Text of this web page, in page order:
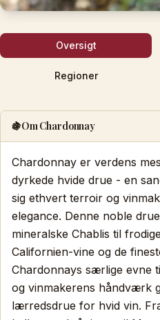
Oversigt
Regioner
🍇Om Chardonnay
Chardonnay er verdens
dyrkede hvide drue - en
sig ethvert terroir og
elegance. Denne noble
mineralske Chablis til
Californien-vine og de
Chardonnays særlige evne
og vinmakerens håndværk
lærredsdrue for hvid vin.